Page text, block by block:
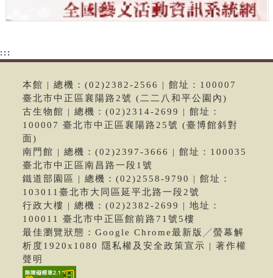
:::
本館 | 總機：(02)2382-2566 | 館址：100007
臺北市中正區襄陽路2號 (二二八和平公園內)
古生物館 | 總機：(02)2314-2699 | 館址：
100007 臺北市中正區襄陽路25號 (臺博館斜對
面)
南門館 | 總機：(02)2397-3666 | 館址：100035
臺北市中正區南昌路一段1號
鐵道部園區 | 總機：(02)2558-9790 | 館址：
103011臺北市大同區延平北路一段2號
行政大樓 | 總機：(02)2382-2699 | 地址：
100011 臺北市中正區館前路71號5樓
最佳瀏覽狀態：Google Chrome最新版╱螢幕解
析度1920x1080 隱私權及安全政策宣示 | 著作權
聲明